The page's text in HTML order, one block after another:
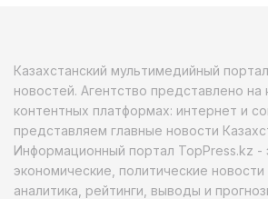
Казахстанский мультимедийный
новостей. Агентство представлено на
контентных платформах: интернет и
представляем главные новости
Информационный портал TopPress.kz -
экономические, политические новости
аналитика, рейтинги, выводы и